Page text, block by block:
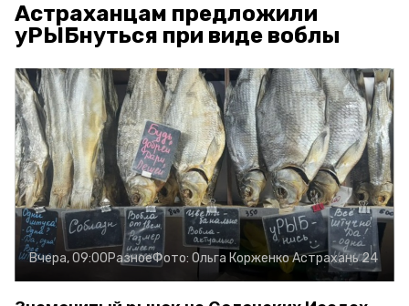
Астраханцам предложили
уРЫБнуться при виде воблы
Вчера, 09:00РазноеФото: Ольга КорженкоАстрахань 24